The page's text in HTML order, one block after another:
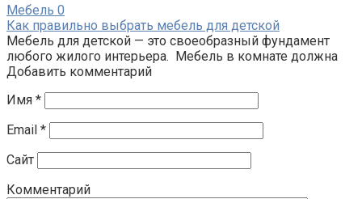
Мебель 0
Как правильно выбрать мебель для детской
Мебель для детской — это своеобразный фундамент
любого жилого интерьера. Мебель в комнате должна
Добавить комментарий
Имя *
Email *
Сайт
Комментарий